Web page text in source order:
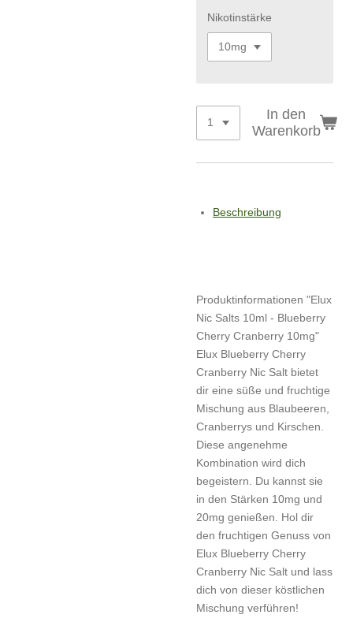
Nikotinstärke
In den
Warenkorb
Beschreibung
Produktinformationen "Elux
Nic Salts 10ml - Blueberry
Cherry Cranberry 10mg"
Elux Blueberry Cherry
Cranberry Nic Salt bietet
dir eine süße und fruchtige
Mischung aus Blaubeeren,
Cranberrys und Kirschen.
Diese angenehme
Kombination wird dich
begeistern. Du kannst sie
in den Stärken 10mg und
20mg genießen. Hol dir
den fruchtigen Genuss von
Elux Blueberry Cherry
Cranberry Nic Salt und lass
dich von dieser köstlichen
Mischung verführen!